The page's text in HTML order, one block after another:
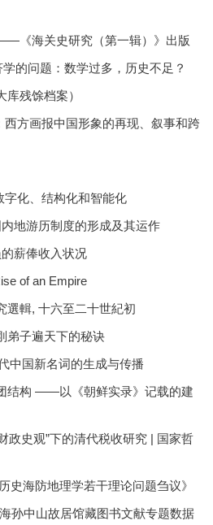
《海关史研究（第一辑）》出版
的问题：数学过多，历史不足？
库残馀档案）
方画报中国形象的再现、叙事和跨
化、结构化和智能化
地游历制度的形成及其运作
薪俸收入状况
of an Empire
選輯, 十六至二十世紀初
弟子遍天下的秘诀
中国新名词的生成与传播
结构 ——以《朝鲜实录》记载的建
政史观”下的清代税收研究 | 国家哲
史海防地理学若干理论问题刍议》
孙中山故居馆藏图书文献专题数据